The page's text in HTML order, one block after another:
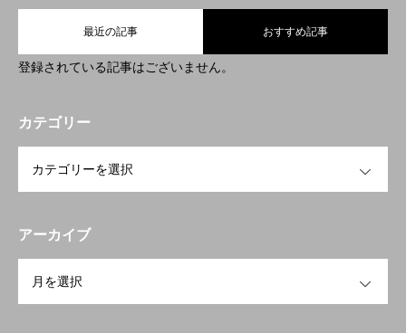
BUSINESS 事業内容
COMPANY 会社概要
最近の記事 おすすめ記事
登録されている記事はございません。
カテゴリー
アーカイブ